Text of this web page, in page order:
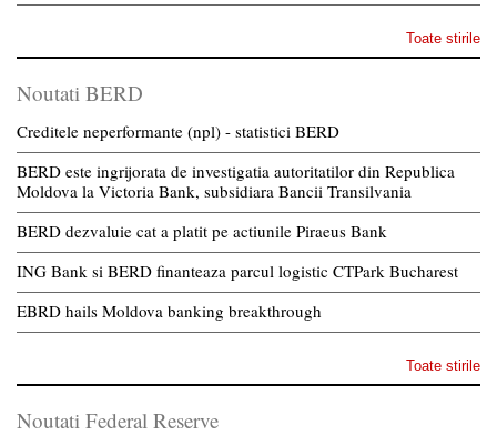
Toate stirile
Noutati BERD
Creditele neperformante (npl) - statistici BERD
BERD este ingrijorata de investigatia autoritatilor din Republica
Moldova la Victoria Bank, subsidiara Bancii Transilvania
BERD dezvaluie cat a platit pe actiunile Piraeus Bank
ING Bank si BERD finanteaza parcul logistic CTPark Bucharest
EBRD hails Moldova banking breakthrough
Toate stirile
Noutati Federal Reserve